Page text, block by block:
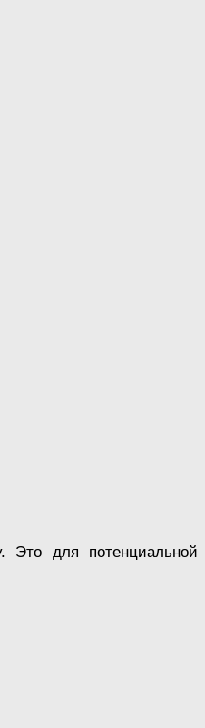
Это для потенциальной